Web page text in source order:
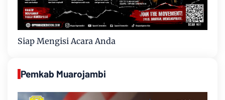
Siap Mengisi Acara Anda
Pemkab Muarojambi